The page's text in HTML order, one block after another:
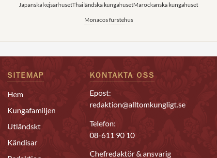
Japanska kejsarhusetThailändska kungahusetMarockanska kungahuset
Monacos furstehus
SITEMAP
Hem
Kungafamiljen
Utländskt
Kändisar
KONTAKTA OSS
Epost:
redaktion@alltomkungligt.se
Telefon:
08-611 90 10
Chefredaktör & ansvarig